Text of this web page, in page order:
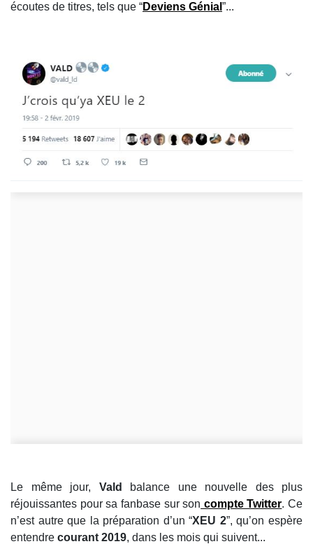
écoutes de titres, tels que “Deviens Génial ”...
Le même jour, Vald
balance une nouvelle des plus
réjouissantes pour sa fanbase sur son compte Twitter. Ce
n’est autre que la préparation d’un “XEU 2”, qu’on espère
entendre courant 2019, dans les mois qui suivent...